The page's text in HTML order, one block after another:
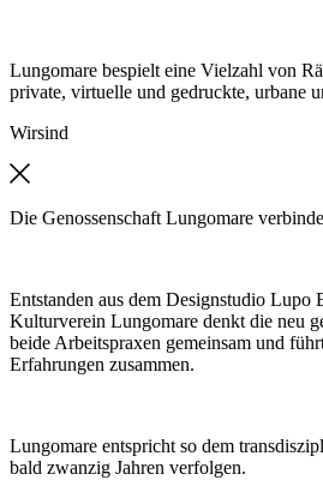
Lungomare bespielt eine Vielzahl von
private, virtuelle und gedruckte, urbane
Wirsind
Die Genossenschaft Lungomare
Entstanden aus dem Designstudio Lupo
Kulturverein Lungomare denkt die neu
beide Arbeitspraxen gemeinsam und
Erfahrungen zusammen.
Lungomare entspricht so dem
bald zwanzig Jahren verfolgen.